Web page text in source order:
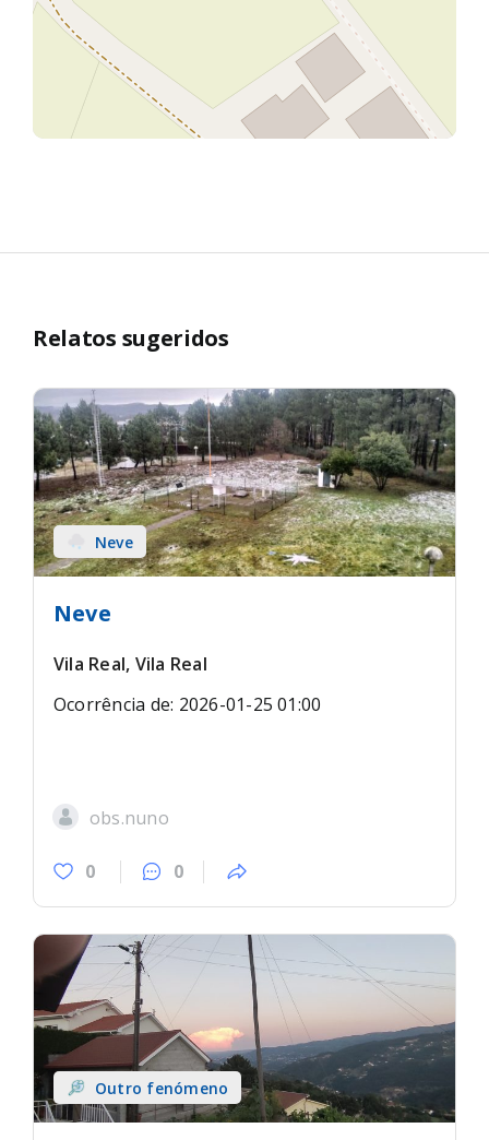
Relatos sugeridos
Neve
Neve
Vila Real, Vila Real
Ocorrência de: 2026-01-25 01:00
obs.nuno
0 0
Outro fenómeno